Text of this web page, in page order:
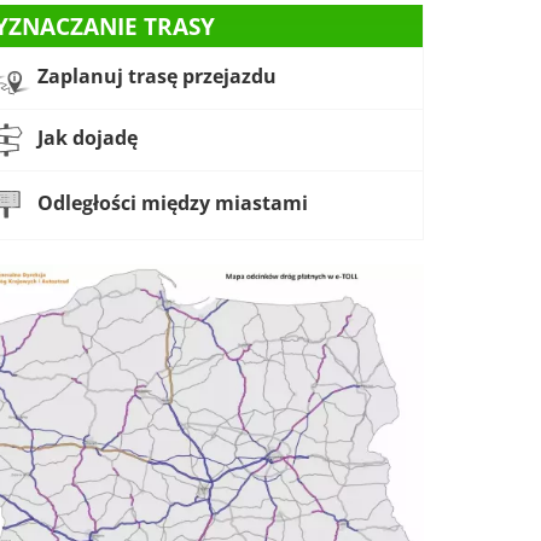
TRASY
Zaplanuj trasę przejazdu
Jak dojadę
Odległości między miastami